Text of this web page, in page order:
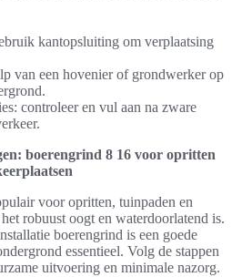
kantopsluiting om verplaatsing
van een hovenier of grondwerker op
controleer en vul aan na zware
boerengrind 8 16 voor opritten
voor opritten, tuinpaden en
robuust oogt en waterdoorlatend is.
boerengrind is een goede
essentieel. Volg de stappen
uitvoering en minimale nazorg.